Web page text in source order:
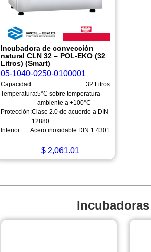
Incubadora de convección
natural CLN 32 – POL-EKO (32
Litros) (Smart)
05-1040-0250-0100001
Capacidad:
32 Litros
Temperatura:5°C sobre temperatura
ambiente a +100°C
Protección:Clase 2.0 de acuerdo a DIN
12880
Interior:
Acero inoxidable DIN 1.4301
$2,061.01